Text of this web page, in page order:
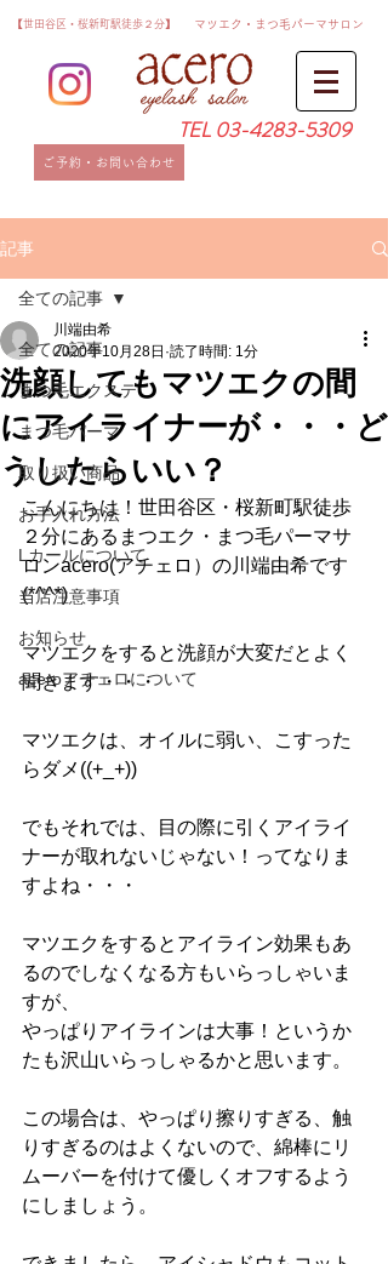
​【世田谷区・桜新町駅徒歩２分】
TEL 03-4283-5309
​マツエク・まつ毛パーマサロン
ご予約・お問い合わせ
記事
全ての記事
まつ毛エクステ
まつ毛パーマ
取り扱い商品
お手入れ方法
Lカールについて
当店注意事項
お知らせ
aceroアチェロについて
全ての記事
洗顔してもマツエクの間
にアイライナーが・・・ど
うしたらいい？
川端由希
2020年10月28日 読了時間: 1分
こんにちは！世田谷区・桜新町駅徒歩
２分にあるまつエク・まつ毛パーマサ
ロンacero(アチェロ）の川端由希です
(*^^*)
マツエクをすると洗顔が大変だとよく
聞きます・・・
マツエクは、オイルに弱い、こすった
らダメ((+_+))
でもそれでは、目の際に引くアイライ
ナーが取れないじゃない！ってなりま
すよね・・・
マツエクをするとアイライン効果もあ
るのでしなくなる方もいらっしゃいま
すが、
やっぱりアイラインは大事！というか
たも沢山いらっしゃるかと思います。
この場合は、やっぱり擦りすぎる、触
りすぎるのはよくないので、綿棒にリ
ムーバーを付けて優しくオフするよう
にしましょう。